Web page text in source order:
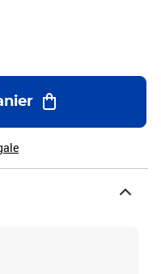
afin de prolonger la durée
recommandons de les
:Couleur :
: 80 x 80 x 110 cm (L x l x
:Couleur :
: résine tressée, acier
: 40 x 44 x
du sol : 76